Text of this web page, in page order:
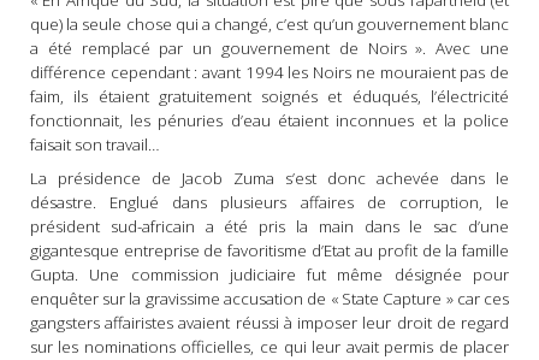
que) la seule chose qui a changé, c’est qu’un gouvernement blanc
a été remplacé par un gouvernement de Noirs ». Avec une
différence cependant : avant 1994 les Noirs ne mouraient pas de
faim, ils étaient gratuitement soignés et éduqués, l’électricité
fonctionnait, les pénuries d’eau étaient inconnues et la police
faisait son travail…
La présidence de Jacob Zuma s’est donc achevée dans le
désastre. Englué dans plusieurs affaires de corruption, le
président sud-africain a été pris la main dans le sac d’une
gigantesque entreprise de favoritisme d’Etat au profit de la famille
Gupta. Une commission judiciaire fut même désignée pour
enquêter sur la gravissime accusation de « State Capture » car ces
gangsters affairistes avaient réussi à imposer leur droit de regard
sur les nominations officielles, ce qui leur avait permis de placer